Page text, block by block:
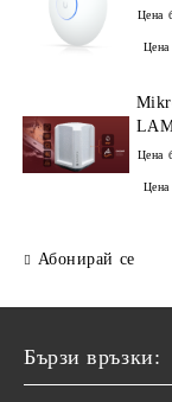
Цена
Цена
Абонирай се
Бързи връзки: